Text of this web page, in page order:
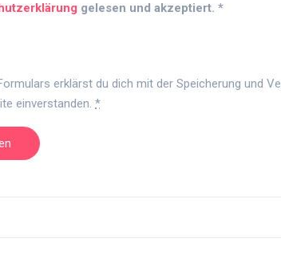
gelesen und akzeptiert. *
erklärst du dich mit der Speicherung und
einverstanden. *